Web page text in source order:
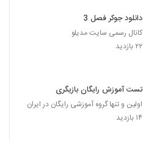
دانلود جوکر فصل 3
کانال رسمی سایت مدیلو
۲۲ بازدید
تست آموزش رایگان بازیگری
اولین و تنها گروه آموزشی رایگان در ایران
۱۴ بازدید